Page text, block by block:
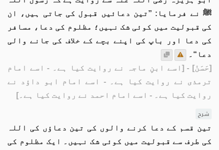
ﷺ نے فرمایا: ”تین دعائیں قبول کی جاتی ہیں، ان
کی قبولیت میں کوئی شک نہیں؛ مظلوم کی دعا، مسافر
کی دعا اور باپ کی اپنے بچے کے خلاف کی جانے والی
دعا“۔
[حَسَنْ] - [اسے ابنِ ماجہ نے روایت کیا ہے۔ - اسے امام
ترمذی نے روایت کیا ہے۔ - اسے امام ابو داؤد نے
روایت کیا ہے۔ - اسے امام احمد نے روایت کیا ہے۔]
شرح
تین قسم کے دعا کرنے والوں کی تین دعاؤں کی اللہ
کی طرف سے قبولیت میں کوئی شک نہیں۔ ایک مظلوم کی